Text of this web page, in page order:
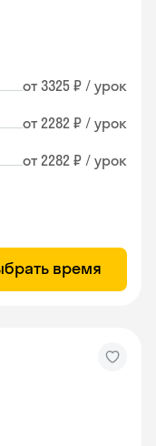
от 3325 ₽ / урок
от 2282 ₽ / урок
от 2282 ₽ / урок
время